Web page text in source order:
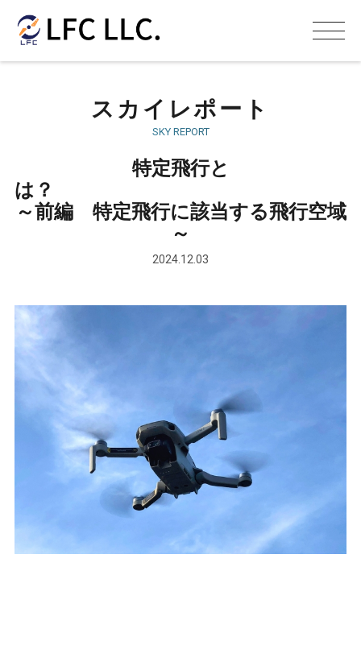
スカイレポート
SKY REPORT
特定飛行と
は
～前編 特定飛行に該当する飛行空域
～
2024.12.03